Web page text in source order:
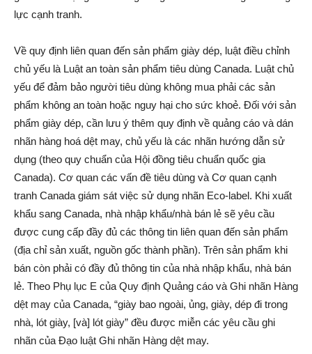
lực cạnh tranh.
Về quy định liên quan đến sản phẩm giày dép, luật điều chỉnh
chủ yếu là Luật an toàn sản phẩm tiêu dùng Canada. Luật chủ
yếu để đảm bảo người tiêu dùng không mua phải các sản
phẩm không an toàn hoặc nguy hại cho sức khoẻ. Đối với sản
phẩm giày dép, cần lưu ý thêm quy định về quảng cáo và dán
nhãn hàng hoá dệt may, chủ yếu là các nhãn hướng dẫn sử
dụng (theo quy chuẩn của Hội đồng tiêu chuẩn quốc gia
Canada). Cơ quan các vấn đề tiêu dùng và Cơ quan cạnh
tranh Canada giám sát việc sử dụng nhãn Eco-label. Khi xuất
khẩu sang Canada, nhà nhập khẩu/nhà bán lẻ sẽ yêu cầu
được cung cấp đầy đủ các thông tin liên quan đến sản phẩm
(địa chỉ sản xuất, nguồn gốc thành phần). Trên sản phẩm khi
bán còn phải có đầy đủ thông tin của nhà nhập khẩu, nhà bán
lẻ. Theo Phụ lục E của Quy định Quảng cáo và Ghi nhãn Hàng
dệt may của Canada, “giày bao ngoài, ủng, giày, dép đi trong
nhà, lót giày, [và] lót giày” đều được miễn các yêu cầu ghi
nhãn của Đạo luật Ghi nhãn Hàng dệt may.